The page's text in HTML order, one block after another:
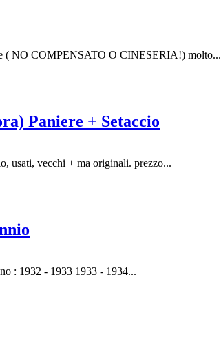
( NO COMPENSATO O CINESERIA!) molto...
Paniere + Setaccio
usati, vecchi + ma originali. prezzo...
: 1932 - 1933 1933 - 1934...